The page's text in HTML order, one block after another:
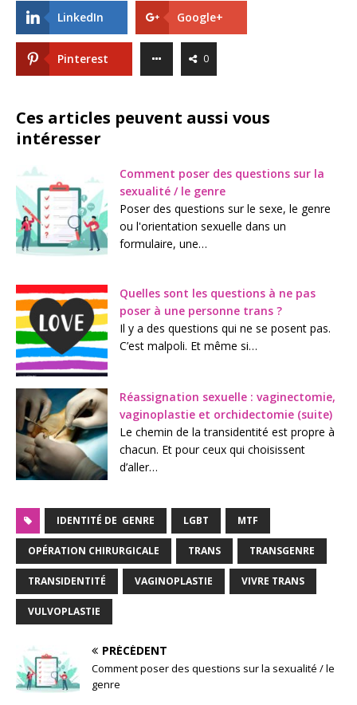
LinkedIn Google+
Pinterest 0
Ces articles peuvent aussi vous
intéresser
Comment poser des questions sur la
sexualité / le genre
Poser des questions sur le sexe, le genre
ou l'orientation sexuelle dans un
formulaire, une…
Quelles sont les questions à ne pas
poser à une personne trans ?
Il y a des questions qui ne se posent pas.
C’est malpoli. Et même si…
Réassignation sexuelle : vaginectomie,
vaginoplastie et orchidectomie (suite)
Le chemin de la transidentité est propre à
chacun. Et pour ceux qui choisissent
d’aller…
IDENTITÉ DE GENRE LGBT MTF
OPÉRATION CHIRURGICALE TRANS TRANSGENRE
TRANSIDENTITÉ VAGINOPLASTIE VIVRE TRANS
VULVOPLASTIE
PRÉCÉDENT
Comment poser des questions sur la sexualité / le
genre